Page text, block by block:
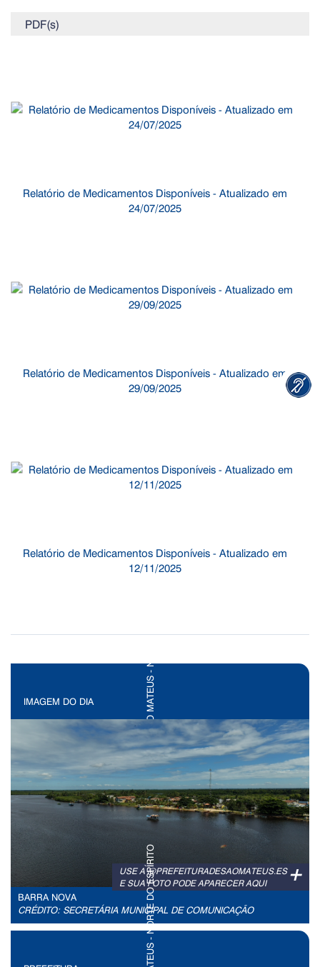
PDF(s)
Relatório de Medicamentos Disponíveis - Atualizado em
24/07/2025
Relatório de Medicamentos Disponíveis - Atualizado em
29/09/2025
Relatório de Medicamentos Disponíveis - Atualizado em
12/11/2025
IMAGEM DO DIA
+
USE A @PREFEITURADESAOMATEUS.ES
E SUA FOTO PODE APARECER AQUI
BARRA NOVA
CRÉDITO: SECRETÁRIA MUNICIPAL DE COMUNICAÇÃO